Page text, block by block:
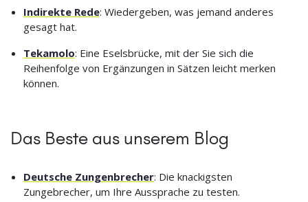
Indirekte Rede: Wiedergeben, was jemand anderes
gesagt hat.
Tekamolo: Eine Eselsbrücke, mit der Sie sich die
Reihenfolge von Ergänzungen in Sätzen leicht merken
können.
Das Beste aus unserem Blog
Deutsche Zungenbrecher: Die knackigsten
Zungebrecher, um Ihre Aussprache zu testen.